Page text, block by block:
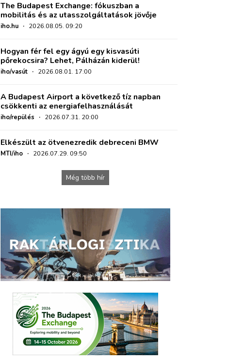
The Budapest Exchange: fókuszban a
mobilitás és az utasszolgáltatások jövője
iho.hu · 2026.08.05. 09:20
Hogyan fér fel egy ágyú egy kisvasúti
pőrekocsira? Lehet, Pálházán kiderül!
iho/vasút · 2026.08.01. 17:00
A Budapest Airport a következő tíz napban
csökkenti az energiafelhasználását
iho/repülés · 2026.07.31. 20:00
Elkészült az ötvenezredik debreceni BMW
MTI/iho · 2026.07.29. 09:50
Még több hír